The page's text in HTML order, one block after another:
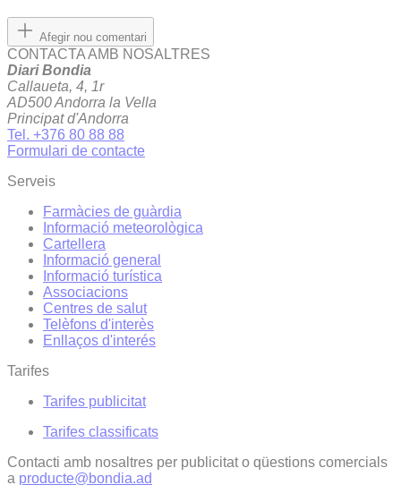
Afegir nou comentari
CONTACTA AMB NOSALTRES
Diari Bondia
Callaueta, 4, 1r
AD500 Andorra la Vella
Principat d'Andorra
Tel. +376 80 88 88
Formulari de contacte
Serveis
Farmàcies de guàrdia
Informació meteorològica
Cartellera
Informació general
Informació turística
Associacions
Centres de salut
Telèfons d'interès
Enllaços d'interés
Tarifes
Tarifes publicitat
Tarifes classificats
Contacti amb nosaltres per publicitat o qüestions comercials
a producte@bondia.ad